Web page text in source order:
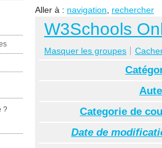
Aller à : navigation rechercher
W3Schools
Masquer les groupes
Categorie de
Date de
?